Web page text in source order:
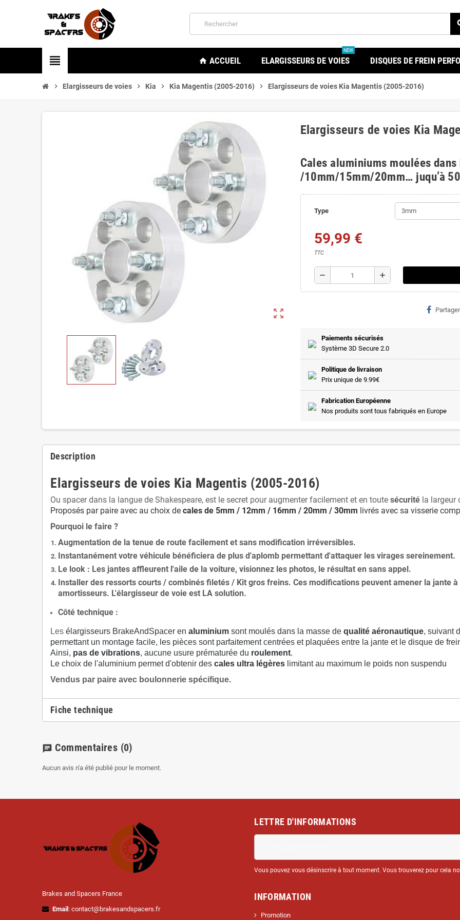
view_headline home ACCUEIL ELARGISSEURS DE VOIES
NEW
DISQUES DE FREIN
chevron_right Elargisseurs de voies chevron_right Kia chevron_right Kia Magentis (2005-2016) chevron_right Elargisseurs de voies Kia Magentis (2005-2016)
zoom_out_map
Elargisseurs de voies Kia
Cales aluminiums moulées
/10mm/15mm/20mm… juqu’à
Type
59,99 €
TTC
remove add
Partager
Paiements sécurisés
Système 3D Secure 2.0
Politique de livraison
Prix unique de 9.99€
Fabrication Européenne
Nos produits sont tous fabriqués en Europe
Description
Elargisseurs de voies Kia Magentis (2005-2016)
Ou spacer dans la langue de Shakespeare, est le secret pour augmenter facilement et en toute sécurité la largeur
Proposés par paire avec au choix de cales de 5mm / 12mm / 16mm / 20mm / 30mm livrés avec sa visserie
Pourquoi le faire ?
Augmentation de la tenue de route facilement et sans modification irréversibles.
Instantanément votre véhicule bénéficiera de plus d'aplomb permettant d'attaquer les virages sereinement.
Le look : Les jantes affleurent l'aile de la voiture, visionnez les photos, le résultat en sans appel.
Installer des ressorts courts / combinés filetés / Kit gros freins. Ces modifications peuvent amener la jante
amortisseurs. L'élargisseur de voie est LA solution.
Côté technique :
Les élargisseurs BrakeAndSpacer en aluminium sont moulés dans la masse de qualité aéronautique, suivant
permettant un montage facile, les pièces sont parfaitement centrées et plaquées entre la jante et le disque de
Ainsi, pas de vibrations, aucune usure prématurée du roulement.
Le choix de l'aluminium permet d'obtenir des cales ultra légères limitant au maximum le poids non suspendu
Vendus par paire avec boulonnerie spécifique.
Fiche technique
chat Commentaires (0)
Aucun avis n'a été publié pour le moment.
Brakes and Spacers France
Email : contact@brakesandspacers.fr
LETTRE D'INFORMATIONS
Vous pouvez vous désinscrire à tout moment. Vous trouverez pour cela
INFORMATION
Promotion